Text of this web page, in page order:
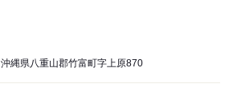
沖縄県八重山郡竹富町字上原870